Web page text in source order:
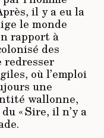
il y a eu la
le monde
rapport à
des
redresser
où l’emploi
une
wallonne,
« Sire, il n’y a